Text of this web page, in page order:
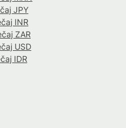
JPY
INR
ZAR
USD
IDR